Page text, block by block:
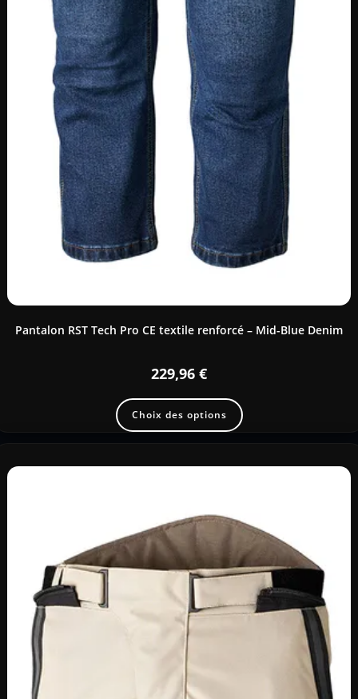
Pantalon RST Tech Pro CE textile renforcé – Mid-Blue Denim
229,96 €
Choix des options